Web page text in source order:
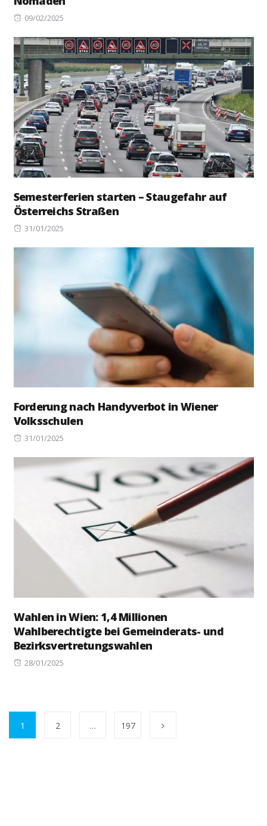
Posted
09/02/2025
Semesterferien starten – Staugefahr auf
Österreichs Straßen
Posted
31/01/2025
Forderung nach Handyverbot in Wiener
Volksschulen
Posted
31/01/2025
Wahlen in Wien: 1,4 Millionen
Wahlberechtigte bei Gemeinderats- und
Bezirksvertretungswahlen
Posted
28/01/2025
1 2 … 197